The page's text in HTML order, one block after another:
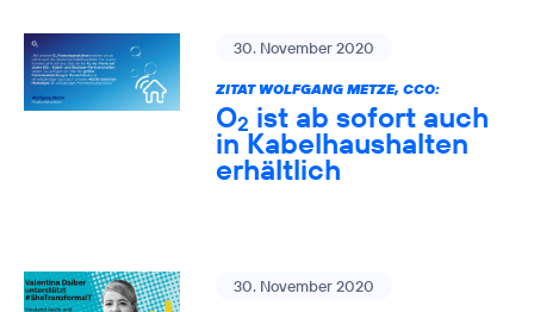
30. November 2020
ZITAT WOLFGANG METZE, CCO:
O2 ist ab sofort auch
in Kabelhaushalten
erhältlich
30. November 2020